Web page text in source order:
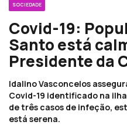
SOCIEDADE
Covid-19:
Santo está
Presidente da
Idalino Vasconcelos
Covid-19 identificado na
de três casos de infeção,
está serena.